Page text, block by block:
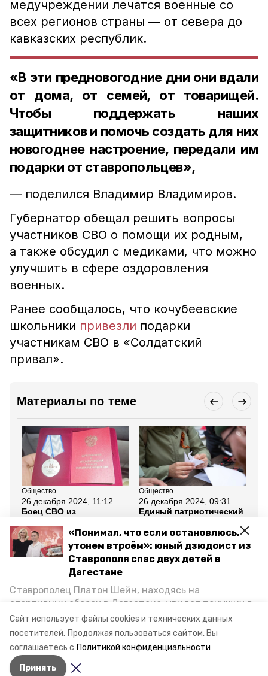
Сайт использует файлы cookies и технических данных
посетителей. Продолжая пользоваться сайтом, Вы
соглашаетесь с Политикой конфиденциальности
Принять
«Понимал, что если остановлюсь,
утонем втроём»: юный дзюдоист из
Ставрополя спас двух детей в
Дагестане
Ставрополец Платон Шейн, находясь на
спортивных сборах в Дегестане, увидел тонущих в
Каспийском море детей и бросился на помощь. По
возвращении домой, отважного мальчика
пригласили в министерство образования края и
наградили. Корреспондент «Победы26» пообщался
с юным героем.
медучреждении лечатся военные со
всех регионов страны — от севера до
кавказских республик.
«В эти предновогодние дни они вдали
от дома, от семей, от товарищей.
Чтобы поддержать наших
защитников и помочь создать для них
новогоднее настроение, передали им
подарки от ставропольцев»,
— поделился Владимир Владимиров.
Губернатор обещал решить вопросы
участников СВО о помощи их родным,
а также обсудил с медиками, что можно
улучшить в сфере оздоровления
военных.
Ранее сообщалось, что кочубеевские
школьники привезли подарки
участникам СВО в «Солдатский
привал».
Материалы по теме
Общество
26 декабря 2024, 11:12
Боец СВО из
получил медаль «За
отвагу»
Общество
26 декабря 2024, 09:31
Единый патриотический
Ессентуках в Год
защитника Отечества
Все новости
участники сво реабилитация
губернатор ставрополья владимир владимиров
Авторы: Диана Агабекян